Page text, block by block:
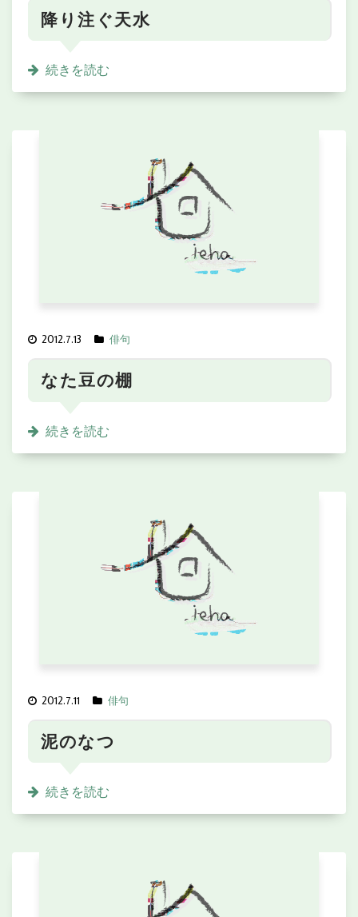
降り注ぐ天水
続きを読む
2012.7.13 俳句
なた豆の棚
続きを読む
2012.7.11 俳句
泥のなつ
続きを読む